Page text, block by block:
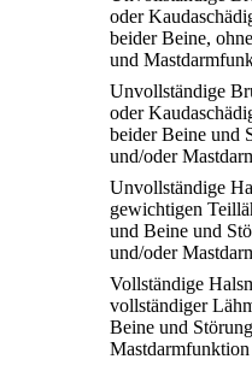
oder
beider Beine,
und
Unvollständige
oder
beider Beine und
und/oder
Unvollständige
gewichtigen
und Beine und
und/oder
Vollständige
vollständiger
Beine und
Mastdarmfunktion